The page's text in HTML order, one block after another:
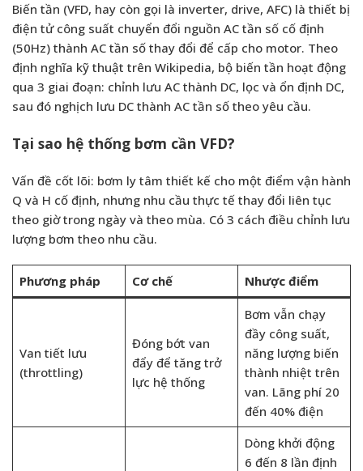
Biến tần (VFD, hay còn gọi là inverter, drive, AFC) là thiết bị
điện tử công suất chuyển đổi nguồn AC tần số cố định
(50Hz) thành AC tần số thay đổi để cấp cho motor. Theo
định nghĩa kỹ thuật trên Wikipedia, bộ biến tần hoạt động
qua 3 giai đoạn: chỉnh lưu AC thành DC, lọc và ổn định DC,
sau đó nghịch lưu DC thành AC tần số theo yêu cầu.
Tại sao hệ thống bơm cần VFD?
Vấn đề cốt lõi: bơm ly tâm thiết kế cho một điểm vận hành
Q và H cố định, nhưng nhu cầu thực tế thay đổi liên tục
theo giờ trong ngày và theo mùa. Có 3 cách điều chỉnh lưu
lượng bơm theo nhu cầu.
Phương pháp Cơ chế Nhược điểm
Van tiết lưu
(throttling)
Đóng bớt van
đẩy để tăng trở
lực hệ thống
Bơm vẫn chạy
đầy công suất,
năng lượng biến
thành nhiệt trên
van. Lãng phí 20
đến 40% điện
Dòng khởi động
6 đến 8 lần định